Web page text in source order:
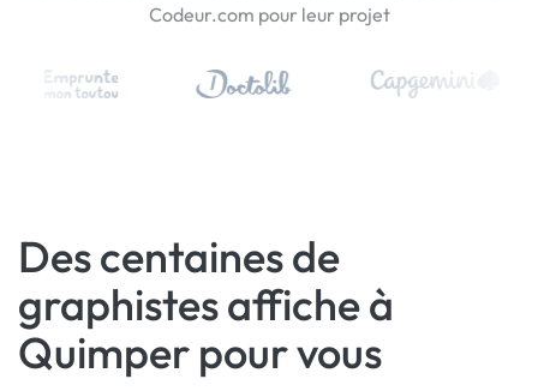
Codeur.com pour leur projet
Des centaines de
graphistes affiche à
Quimper pour vous